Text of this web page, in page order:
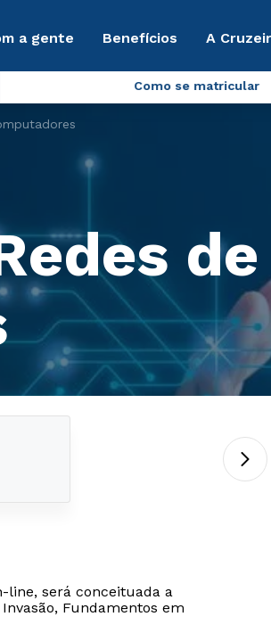
a gente Benefícios A
Como se matricular
de
line, será conceituada a
Fundamentos em